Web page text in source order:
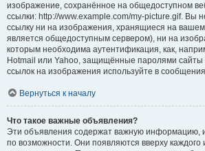
изображение, сохранённое на общедоступном
ссылки: http://www.example.com/my-picture.gif. Вы
ссылку ни на изображения, хранящиеся на
является общедоступным сервером), ни на
которым необходима аутентификация, как,
Hotmail или Yahoo, защищённые паролями сайты
ссылок на изображения используйте в
Вернуться к началу
Что такое важные объявления?
Эти объявления содержат важную информацию,
по возможности. Они появляются вверху